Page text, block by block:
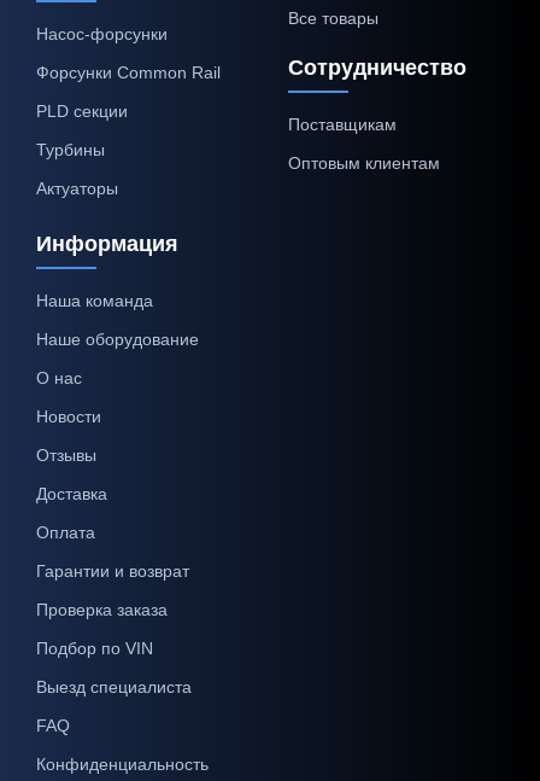
Насос-форсунки
Форсунки Common Rail
PLD секции
Турбины
Актуаторы
Все товары
Сотрудничество
Поставщикам
Оптовым клиентам
Информация
Наша команда
Наше оборудование
О нас
Новости
Отзывы
Доставка
Оплата
Гарантии и возврат
Проверка заказа
Подбор по VIN
Выезд специалиста
FAQ
Конфиденциальность